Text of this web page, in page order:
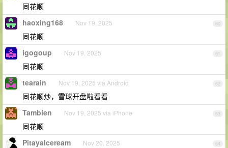
同花顺
60
haoxing168 Nov 19, 2025
同花顺
61
igogoup Nov 19, 2025
同花顺
62
tearain Nov 19, 2025 via Android
同花顺炒，雪球开盘啦看看
63
Tambien Nov 19, 2025 via iPhone
同花顺
64
PitayaIceream Nov 20, 2025